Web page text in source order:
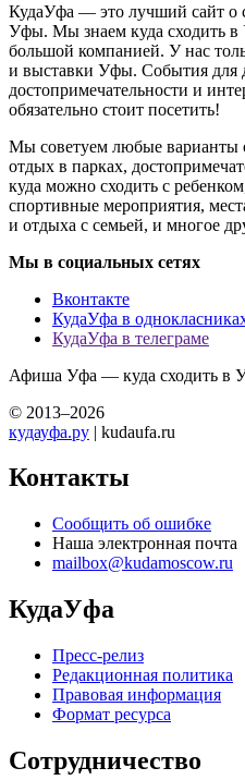
КудаУфа — это лучший сайт о
Уфы. Мы знаем куда сходить в
большой компанией. У нас
и выставки Уфы. События для
достопримечательности и
обязательно стоит посетить!
Мы советуем любые
отдых в парках,
куда можно сходить с
спортивные мероприятия,
и отдыха с семьей, и многое
Мы в социальных сетях
Вконтакте
КудаУфа в
КудаУфа в телеграме
Афиша Уфа — куда сходить в
© 2013–2026
кудауфа.ру | kudaufa.ru
Контакты
Сообщить об ошибке
Наша электронная почта
mailbox@kudamoscow.ru
КудаУфа
Пресс-релиз
Редакционная политика
Правовая информация
Формат ресурса
Сотрудничество